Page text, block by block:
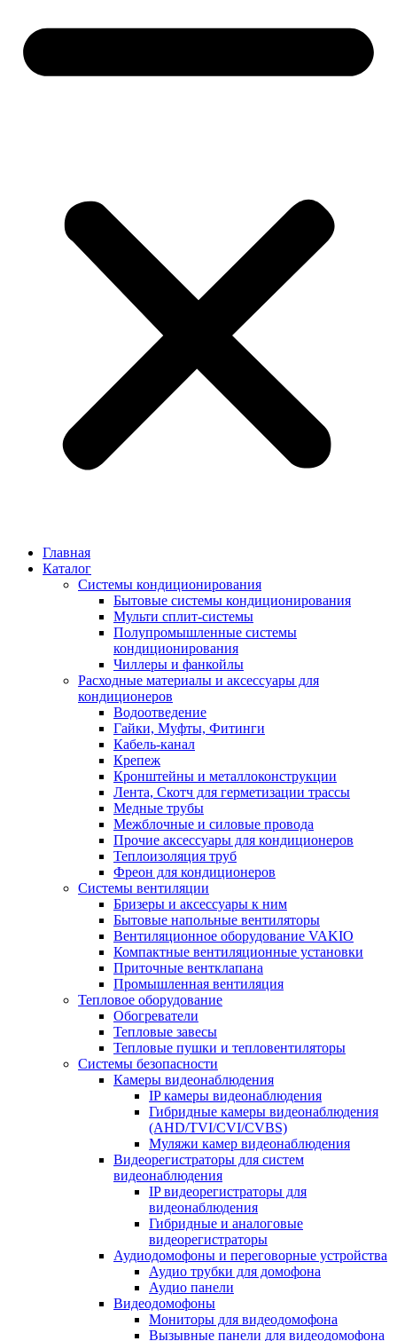
Главная
Каталог
Системы кондиционирования
Бытовые системы кондиционирования
Мульти сплит-системы
Полупромышленные системы
кондиционирования
Чиллеры и фанкойлы
Расходные материалы и аксессуары для
кондиционеров
Водоотведение
Гайки, Муфты, Фитинги
Кабель-канал
Крепеж
Кронштейны и металлоконструкции
Лента, Скотч для герметизации трассы
Медные трубы
Межблочные и силовые провода
Прочие аксессуары для кондиционеров
Теплоизоляция труб
Фреон для кондиционеров
Системы вентиляции
Бризеры и аксессуары к ним
Бытовые напольные вентиляторы
Вентиляционное оборудование VAKIO
Компактные вентиляционные установки
Приточные вентклапана
Промышленная вентиляция
Тепловое оборудование
Обогреватели
Тепловые завесы
Тепловые пушки и тепловентиляторы
Системы безопасности
Камеры видеонаблюдения
IP камеры видеонаблюдения
Гибридные камеры видеонаблюдения
(AHD/TVI/CVI/CVBS)
Муляжи камер видеонаблюдения
Видеорегистраторы для систем
видеонаблюдения
IP видеорегистраторы для
видеонаблюдения
Гибридные и аналоговые
видеорегистраторы
Аудиодомофоны и переговорные устройства
Аудио трубки для домофона
Аудио панели
Видеодомофоны
Мониторы для видеодомофона
Вызывные панели для видеодомофона